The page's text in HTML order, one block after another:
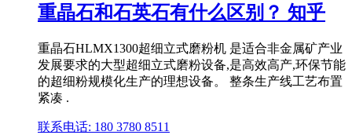
重晶石和石英石有什么区别？ 知乎
重晶石HLMX1300超细立式磨粉机 是适合非金属矿产业
发展要求的大型超细立式磨粉设备,是高效高产,环保节能
的超细粉规模化生产的理想设备。 整条生产线工艺布置
紧凑 .
联系电话: 180 3780 8511